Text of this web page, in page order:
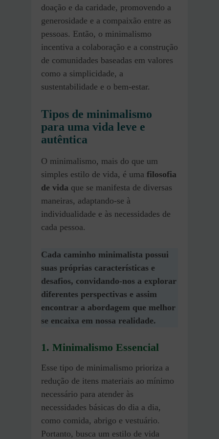
doação e da caridade, promovendo a
generosidade e a compaixão entre as
pessoas. Então, o minimalismo
incentiva a colaboração e a construção
de comunidades baseadas em valores
como a simplicidade, a
sustentabilidade e o bem-estar.
Tipos de minimalismo
para uma vida leve e
autêntica
O minimalismo, mais do que um
simples estilo de vida, é uma filosofia
de vida que se manifesta de diversas
maneiras, adaptando-se à
individualidade e às necessidades de
cada pessoa.
Cada caminho minimalista possui
suas próprias características e
desafios, convidando-nos a explorar
diferentes perspectivas e assim
encontrar a abordagem que melhor
se encaixa em nossa realidade.
1. Minimalismo Essencial
Esse tipo de minimalismo prioriza a
redução de itens materiais ao mínimo
necessário para atender às
necessidades básicas do dia a dia,
como comida, abrigo e vestuário.
Portanto, busca um estilo de vida